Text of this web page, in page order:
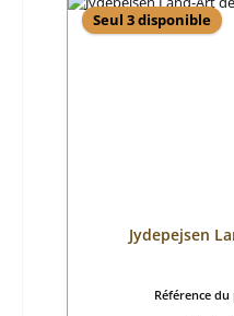
Seul 3 disponible
Jydepejsen
Référence